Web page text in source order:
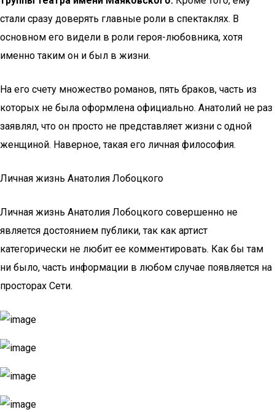
стали сразу доверять главные роли в спектаклях. В
основном его видели в роли героя-любовника, хотя
именно таким он и был в жизни.
На его счету множество романов, пять браков, часть из
которых не была оформлена официально. Анатолий не раз
заявлял, что он просто не представляет жизни с одной
женщиной. Наверное, такая его личная философия.
Личная жизнь Анатолия Лобоцкого
Личная жизнь Анатолия Лобоцкого совершенно не
является достоянием публики, так как артист
категорически не любит ее комментировать. Как бы там
ни было, часть информации в любом случае появляется на
просторах Сети.